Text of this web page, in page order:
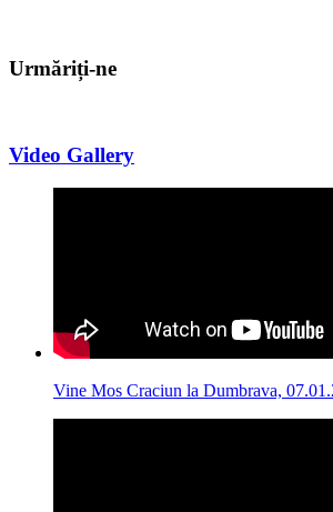
Urmăriți-ne
Video Gallery
Vine Mos Craciun la Dumbrava,